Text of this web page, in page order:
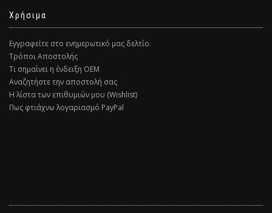
Χρήσιμα
Εγγραφείτε στο ενημερωτικό μας δελτίο.
Τρόποι Αποστολής
Τι σημαίνει η ένδειξη ΟΕΜ
Αναζητήστε την αποστολή σας
Η λίστα των επιθυμιών μου (Wishlist)
Πως φτιάχνω λογαριασμό PayPal